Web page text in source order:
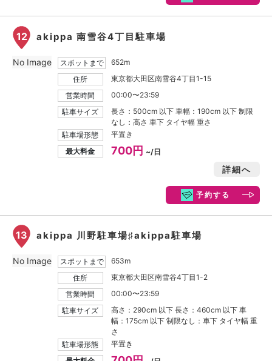
12 akippa 南雪谷4丁目駐車場
スポットまで
652m
住所
東京都大田区南雪谷4丁目1-15
営業時間
00:00〜23:59
駐車サイズ
長さ：500cm 以下 車幅：190cm 以下 制限
なし：高さ 車下 タイヤ幅 重さ
駐車場形態
平置き
最大料金
700円 ~/日
詳細へ
予約する
No Image
13 akippa 川野駐車場♯akippa駐車場
スポットまで
653m
住所
東京都大田区南雪谷4丁目1-2
営業時間
00:00〜23:59
駐車サイズ
高さ：290cm 以下 長さ：460cm 以下 車
幅：175cm 以下 制限なし：車下 タイヤ幅 重
さ
駐車場形態
平置き
No Image